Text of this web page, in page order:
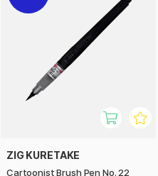
ZIG KURETAKE
Cartoonist Brush Pen No. 22